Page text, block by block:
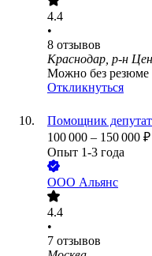
4.4
•
8 отзывов
Краснодар, р-н
Можно без резюме
Откликнуться
Помощник
100 000 – 150 000 ₽
Опыт 1-3 года
ООО Альянс
4.4
•
7 отзывов